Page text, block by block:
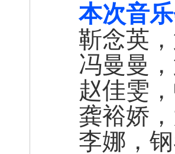
本次音
靳念英
冯曼曼
赵佳雯
龚裕娇
李娜，